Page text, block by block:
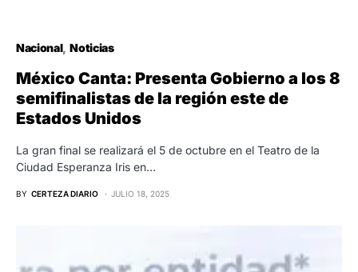
Nacional Noticias
México Canta: Presenta Gobierno a los 8
semifinalistas de la región este de
Estados Unidos
La gran final se realizará el 5 de octubre en el Teatro de la
Ciudad Esperanza Iris en…
BY CERTEZA DIARIO JULIO 18, 2025